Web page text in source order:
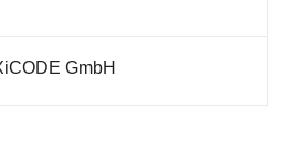
GmbH